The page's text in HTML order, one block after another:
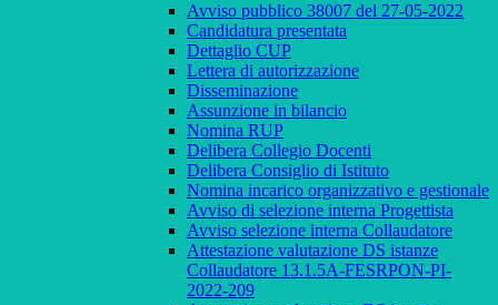
Avviso pubblico 38007 del 27-05-2022
Candidatura presentata
Dettaglio CUP
Lettera di autorizzazione
Disseminazione
Assunzione in bilancio
Nomina RUP
Delibera Collegio Docenti
Delibera Consiglio di Istituto
Nomina incarico organizzativo e gestionale
Avviso di selezione interna Progettista
Avviso selezione interna Collaudatore
Attestazione valutazione DS istanze
Collaudatore 13.1.5A-FESRPON-PI-
2022-209